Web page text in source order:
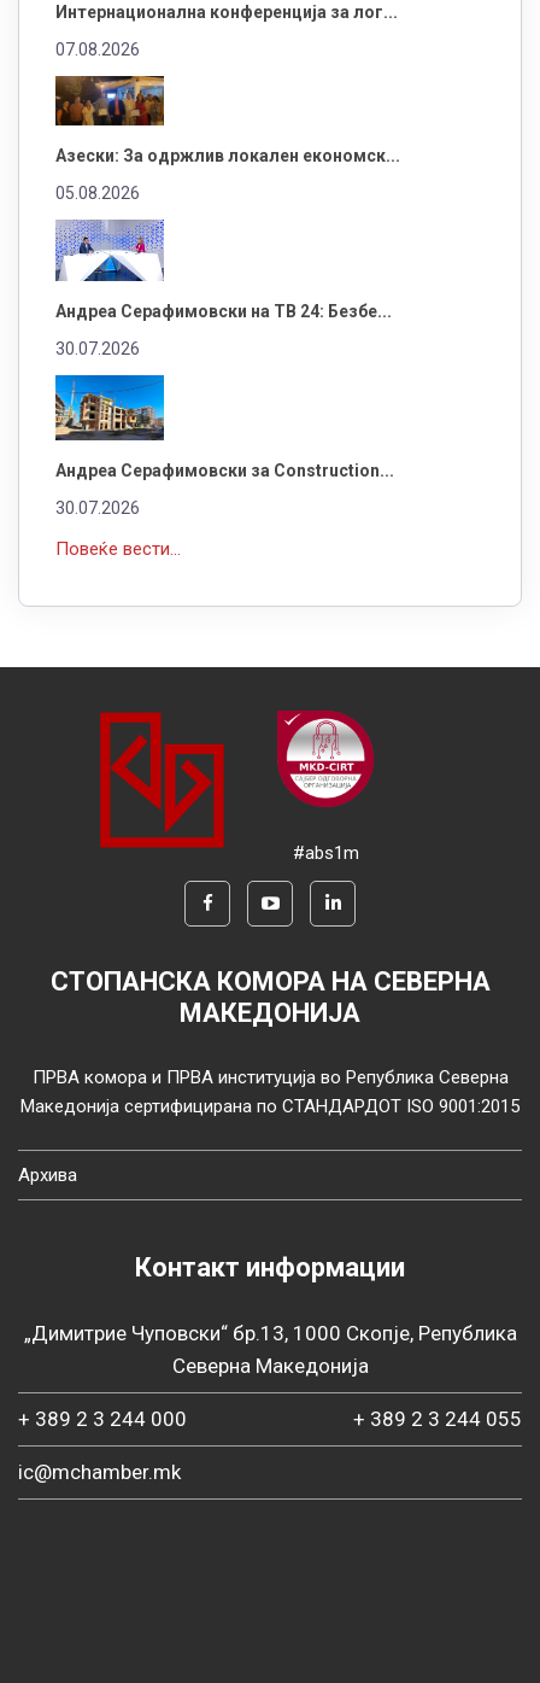
Интернационална конференција за лог...
07.08.2026
Азески: За одржлив локален економск...
05.08.2026
Андреа Серафимовски на ТВ 24: Безбе...
30.07.2026
Андреа Серафимовски за Construction...
30.07.2026
Повеќе вести...
#abs1m
СТОПАНСКА КОМОРА НА СЕВЕРНА
МАКЕДОНИЈА
ПРВА комора и ПРВА институција во Република Северна
Македонија сертифицирана по СТАНДАРДОТ ISO 9001:2015
Архива
Контакт информации
„Димитрие Чуповски“ бр.13, 1000 Скопје, Република
Северна Македонија
+ 389 2 3 244 000 + 389 2 3 244 055
ic@mchamber.mk